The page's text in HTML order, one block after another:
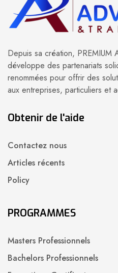
Depuis sa création,
développe des partenariats
renommées pour offrir des
aux entreprises, particuliers et
Obtenir de l'aide
Contactez nous
Articles récents
Policy
PROGRAMMES
Masters Professionnels
Bachelors Professionnels